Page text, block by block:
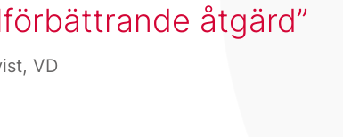
åtgärd
VD